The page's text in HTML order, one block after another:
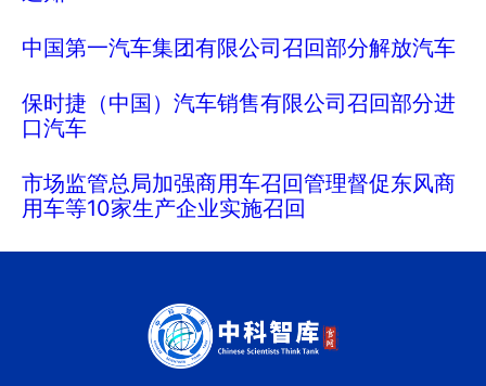
中国第一汽车集团有限公司召回部分解放汽车
保时捷（中国）汽车销售有限公司召回部分进
口汽车
市场监管总局加强商用车召回管理督促东风商
用车等10家生产企业实施召回